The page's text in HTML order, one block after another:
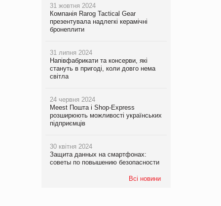
31 жовтня 2024
Компанія Rarog Tactical Gear
презентувала надлегкі керамічні
бронеплити
31 липня 2024
Напівфабрикати та консерви, які
стануть в пригоді, коли довго нема
світла
24 червня 2024
Meest Пошта і Shop-Express
розширюють можливості українських
підприємців
30 квітня 2024
Защита данных на смартфонах:
советы по повышению безопасности
Всі новини